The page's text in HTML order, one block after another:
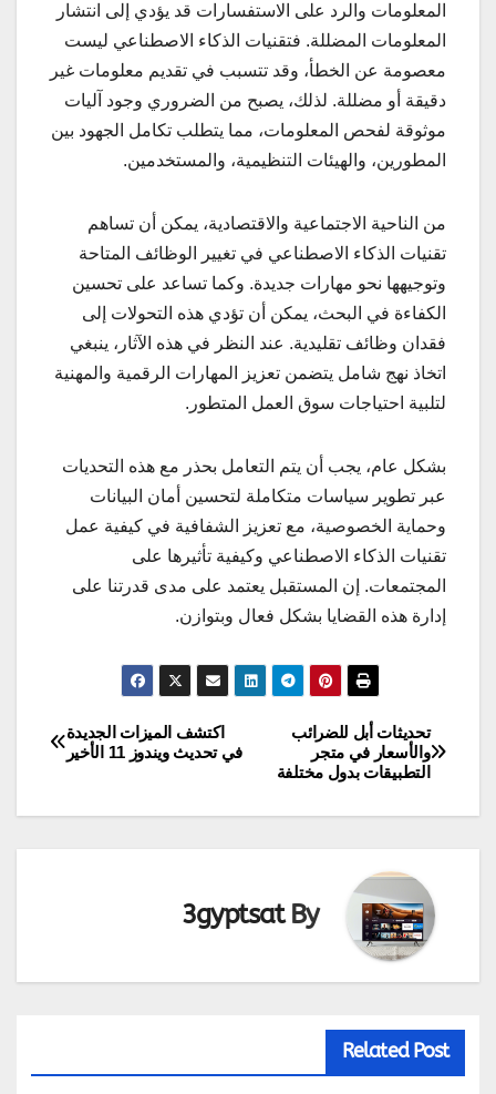
المعلومات والرد على الاستفسارات قد يؤدي إلى انتشار
المعلومات المضللة. فتقنيات الذكاء الاصطناعي ليست
معصومة عن الخطأ، وقد تتسبب في تقديم معلومات غير
دقيقة أو مضللة. لذلك، يصبح من الضروري وجود آليات
موثوقة لفحص المعلومات، مما يتطلب تكامل الجهود بين
المطورين، والهيئات التنظيمية، والمستخدمين.
من الناحية الاجتماعية والاقتصادية، يمكن أن تساهم
تقنيات الذكاء الاصطناعي في تغيير الوظائف المتاحة
وتوجيهها نحو مهارات جديدة. وكما تساعد على تحسين
الكفاءة في البحث، يمكن أن تؤدي هذه التحولات إلى
فقدان وظائف تقليدية. عند النظر في هذه الآثار، ينبغي
اتخاذ نهج شامل يتضمن تعزيز المهارات الرقمية والمهنية
لتلبية احتياجات سوق العمل المتطور.
بشكل عام، يجب أن يتم التعامل بحذر مع هذه التحديات
عبر تطوير سياسات متكاملة لتحسين أمان البيانات
وحماية الخصوصية، مع تعزيز الشفافية في كيفية عمل
تقنيات الذكاء الاصطناعي وكيفية تأثيرها على
المجتمعات. إن المستقبل يعتمد على مدى قدرتنا على
إدارة هذه القضايا بشكل فعال وبتوازن.
تصفّح
المقالات
اكتشف الميزات الجديدة
في تحديث ويندوز 11 الأخير
تحديثات أبل للضرائب
والأسعار في متجر
التطبيقات بدول مختلفة
By
3gyptsat
Related Post